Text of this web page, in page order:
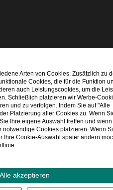
Arten von Cookies. Zusätzlich zu
Cookies, die für die Funktion
auch Leistungscookies, um die
Schließlich platzieren wir Werbe-
und zu verfolgen. Indem Sie auf "Alle
Platzierung aller Cookies zu. Wenn
Ihre eigene Auswahl treffen und
notwendige Cookies platzieren. Wenn
Ihre Cookie-Auswahl später ändern
Alle akzeptieren